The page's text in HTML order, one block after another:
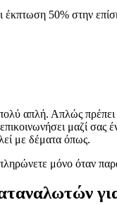
έκπτωση 50% στην
απλή. Απλώς
επικοινωνήσει μαζί
με δέματα όπως.
μόνο όταν